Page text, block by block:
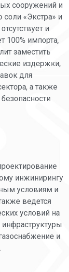
сооружений и
«Экстра» и
и
100% импорта,
заместить
издержки,
для
а также
инжинирингу
условиям и
ведется
условий на
и